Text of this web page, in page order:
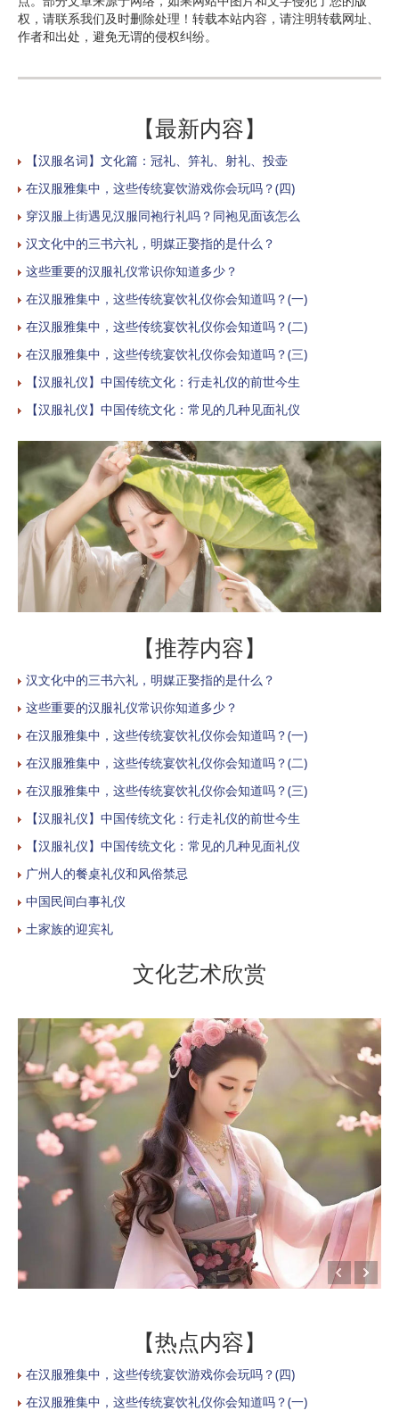
权，请联系我们及时删除处理！转载本站内容，请注明转载网址、
作者和出处，避免无谓的侵权纠纷。
【最新内容】
【汉服名词】文化篇：冠礼、笄礼、射礼、投壶
在汉服雅集中，这些传统宴饮游戏你会玩吗？(四)
穿汉服上街遇见汉服同袍行礼吗？同袍见面该怎么
汉文化中的三书六礼，明媒正娶指的是什么？
这些重要的汉服礼仪常识你知道多少？
在汉服雅集中，这些传统宴饮礼仪你会知道吗？(一)
在汉服雅集中，这些传统宴饮礼仪你会知道吗？(二)
在汉服雅集中，这些传统宴饮礼仪你会知道吗？(三)
【汉服礼仪】中国传统文化：行走礼仪的前世今生
【汉服礼仪】中国传统文化：常见的几种见面礼仪
【推荐内容】
汉文化中的三书六礼，明媒正娶指的是什么？
这些重要的汉服礼仪常识你知道多少？
在汉服雅集中，这些传统宴饮礼仪你会知道吗？(一)
在汉服雅集中，这些传统宴饮礼仪你会知道吗？(二)
在汉服雅集中，这些传统宴饮礼仪你会知道吗？(三)
【汉服礼仪】中国传统文化：行走礼仪的前世今生
【汉服礼仪】中国传统文化：常见的几种见面礼仪
广州人的餐桌礼仪和风俗禁忌
中国民间白事礼仪
土家族的迎宾礼
文化艺术欣赏
【热点内容】
在汉服雅集中，这些传统宴饮游戏你会玩吗？(四)
在汉服雅集中，这些传统宴饮礼仪你会知道吗？(一)